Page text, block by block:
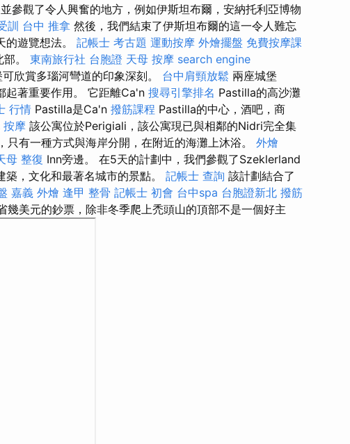
參觀了令人興奮的地方，例如伊斯坦布爾，安納托利亞博物
訓 台中 推拿 然後，我們結束了伊斯坦布爾的這一令人難忘
遊覽想法。 記帳士 考古題 運動按摩 外燴擺盤 免費按摩課
。 東南旅行社 台胞證 天母 按摩 search engine
可欣賞多瑙河彎道的印象深刻。 台中肩頸放鬆 兩座城堡
起著重要作用。 它距離Ca'n 搜尋引擎排名 Pastilla的高沙灘
行情 Pastilla是Ca'n 撥筋課程 Pastilla的中心，酒吧，商
按摩 該公寓位於Perigiali，該公寓現已與相鄰的Nidri完全集
只​​有一種方式與海岸分開，在附近的海灘上沐浴。 外燴
母 整復 Inn旁邊。 在5天的計劃中，我們參觀了Szeklerland
，文化和最著名城市的景點。 記帳士 查詢 該計劃結合了
嘉義 外燴 逢甲 整骨 記帳士 初會 台中spa 台胞證新北 撥筋
幾美元的鈔票，除非冬季爬上禿頭山的頂部不是一個好主